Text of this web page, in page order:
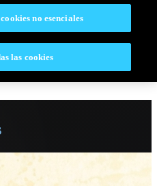
no esenciales
las cookies